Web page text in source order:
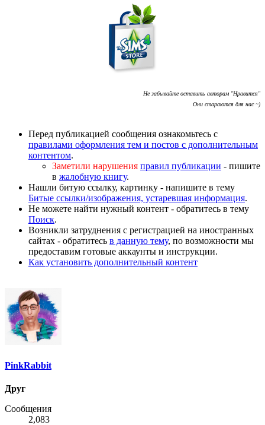
Не забывайте оставить авторам "Нравится"
Они стараются для нас ~)
Перед публикацией сообщения ознакомьтесь с
правилами оформления тем и постов с дополнительным
контентом.
Заметили нарушения правил публикации - пишите
в жалобную книгу.
Нашли битую ссылку, картинку - напишите в тему
Битые ссылки/изображения, устаревшая информация.
Не можете найти нужный контент - обратитесь в тему
Поиск.
Возникли затруднения с регистрацией на иностранных
сайтах - обратитесь в данную тему, по возможности мы
предоставим готовые аккаунты и инструкции.
Как установить дополнительный контент
PinkRabbit
Друг
Сообщения
2,083